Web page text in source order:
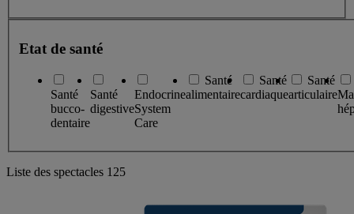
Etat de santé
Santé
bucco-
dentaire
Santé
digestive
Endocrine
System
Care
Santé
alimentaire
Santé
cardiaque
Santé
articulaire
Liste des spectacles 125